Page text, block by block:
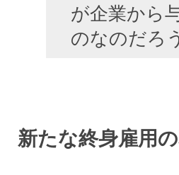
が企業から
のなのだろ
新たな終身雇用